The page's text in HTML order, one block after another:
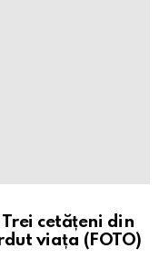
cetățeni din
viața (FOTO)